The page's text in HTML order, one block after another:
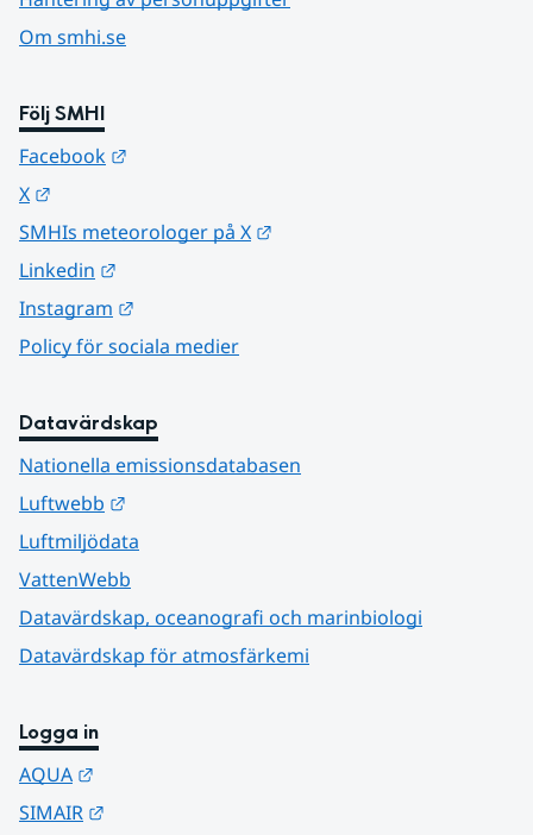
Om smhi.se
Följ SMHI
Facebook
X
SMHIs meteorologer på X
Linkedin
Instagram
Policy för sociala medier
Datavärdskap
Nationella emissionsdatabasen
Luftwebb
Luftmiljödata
VattenWebb
Datavärdskap, oceanografi och marinbiologi
Datavärdskap för atmosfärkemi
Logga in
AQUA
SIMAIR